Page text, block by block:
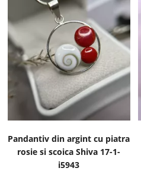
Pandantiv din argint cu piatra
rosie si scoica Shiva 17-1-
i5943